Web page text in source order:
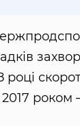
році
2017 роком